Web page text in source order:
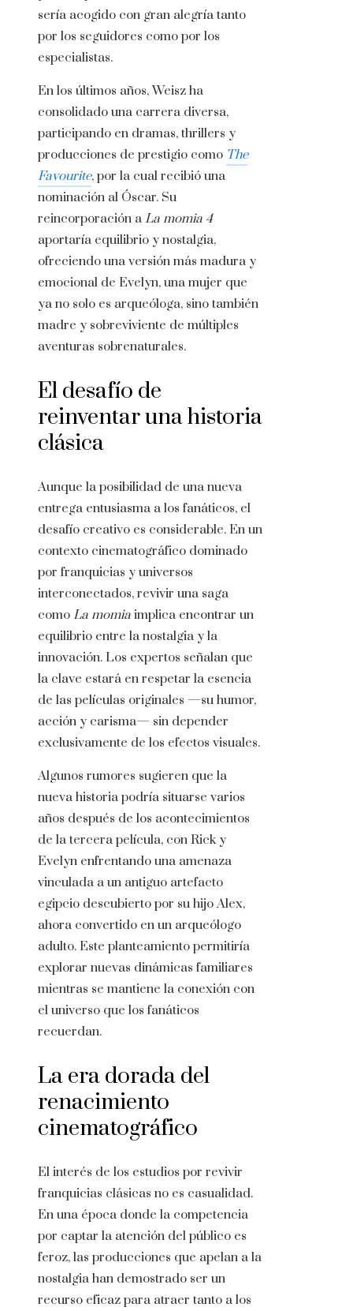
sería acogido con gran alegría tanto
por los seguidores como por los
especialistas.
En los últimos años, Weisz ha
consolidado una carrera diversa,
participando en dramas, thrillers y
producciones de prestigio como The
Favourite, por la cual recibió una
nominación al Óscar. Su
reincorporación a La momia 4
aportaría equilibrio y nostalgia,
ofreciendo una versión más madura y
emocional de Evelyn, una mujer que
ya no solo es arqueóloga, sino también
madre y sobreviviente de múltiples
aventuras sobrenaturales.
El desafío de
reinventar una historia
clásica
Aunque la posibilidad de una nueva
entrega entusiasma a los fanáticos, el
desafío creativo es considerable. En un
contexto cinematográfico dominado
por franquicias y universos
interconectados, revivir una saga
como La momia implica encontrar un
equilibrio entre la nostalgia y la
innovación. Los expertos señalan que
la clave estará en respetar la esencia
de las películas originales —su humor,
acción y carisma— sin depender
exclusivamente de los efectos visuales.
Algunos rumores sugieren que la
nueva historia podría situarse varios
años después de los acontecimientos
de la tercera película, con Rick y
Evelyn enfrentando una amenaza
vinculada a un antiguo artefacto
egipcio descubierto por su hijo Alex,
ahora convertido en un arqueólogo
adulto. Este planteamiento permitiría
explorar nuevas dinámicas familiares
mientras se mantiene la conexión con
el universo que los fanáticos
recuerdan.
La era dorada del
renacimiento
cinematográfico
El interés de los estudios por revivir
franquicias clásicas no es casualidad.
En una época donde la competencia
por captar la atención del público es
feroz, las producciones que apelan a la
nostalgia han demostrado ser un
recurso eficaz para atraer tanto a los